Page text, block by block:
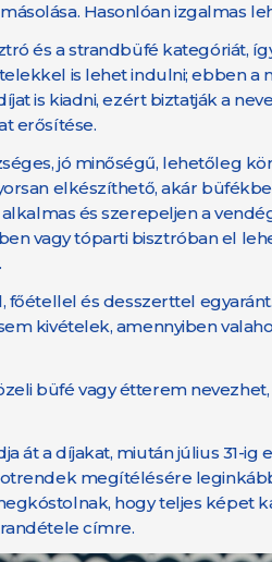
Hasonlóan izgalmas
és a strandbüfé kategóriát,
is lehet indulni; ebben
is kiadni, ezért biztatják a
erősítése.
jó minőségű, lehetőleg
elkészíthető, akár
és szerepeljen a
vagy tóparti bisztróban el
főétellel és desszerttel
kivételek, amennyiben
büfé vagy étterem
át a díjakat, miután július 31-
megítélésére
hogy teljes képet
címre.